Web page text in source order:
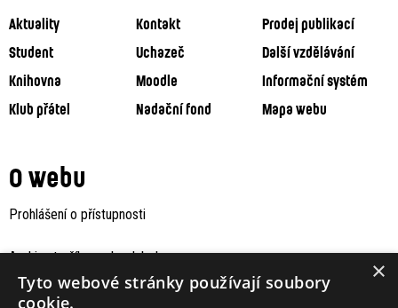
Aktuality Kontakt
Prodej publikací
Student
Uchazeč
Další vzdělávání
Knihovna
Moodle
Informační systém
Klub přátel
Nadační fond Mapa webu
O webu
Prohlášení o přístupnosti
Archiv staršího webu Jaboku ×
Tyto webové stránky používají soubory
cookie.